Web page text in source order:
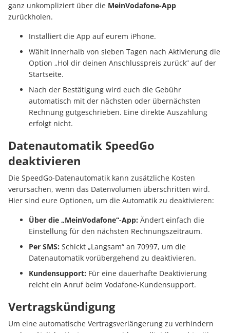
ganz unkompliziert über die MeinVodafone-App
zurückholen.
Installiert die App auf eurem iPhone.
Wählt innerhalb von sieben Tagen nach Aktivierung die
Option „Hol dir deinen Anschlusspreis zurück” auf der
Startseite.
Nach der Bestätigung wird euch die Gebühr
automatisch mit der nächsten oder übernächsten
Rechnung gutgeschrieben. Eine direkte Auszahlung
erfolgt nicht.
Datenautomatik SpeedGo
deaktivieren
Die SpeedGo-Datenautomatik kann zusätzliche Kosten
verursachen, wenn das Datenvolumen überschritten wird.
Hier sind eure Optionen, um die Automatik zu deaktivieren:
Über die „MeinVodafone“-App: Ändert einfach die
Einstellung für den nächsten Rechnungszeitraum.
Per SMS: Schickt „Langsam“ an 70997, um die
Datenautomatik vorübergehend zu deaktivieren.
Kundensupport: Für eine dauerhafte Deaktivierung
reicht ein Anruf beim Vodafone-Kundensupport.
Vertragskündigung
Um eine automatische Vertragsverlängerung zu verhindern